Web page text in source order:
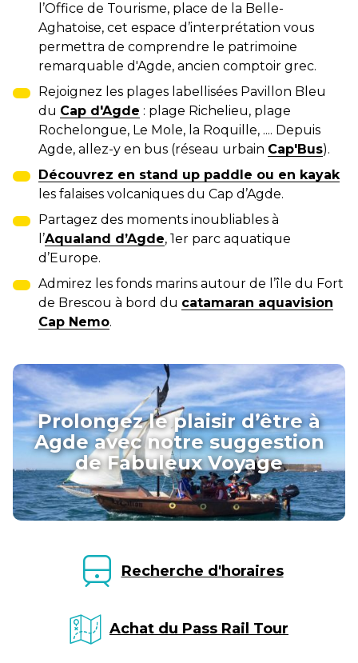
l’Office de Tourisme, place de la Belle-
Aghatoise, cet espace d’interprétation vous
permettra de comprendre le patrimoine
remarquable d'Agde, ancien comptoir grec.
Rejoignez les plages labellisées Pavillon Bleu
du Cap d'Agde : plage Richelieu, plage
Rochelongue, Le Mole, la Roquille, .... Depuis
Agde, allez-y en bus (réseau urbain Cap'Bus).
Découvrez en stand up paddle ou en kayak
les falaises volcaniques du Cap d’Agde.
Partagez des moments inoubliables à
l’Aqualand d’Agde, 1er parc aquatique
d’Europe.
Admirez les fonds marins autour de l’île du Fort
de Brescou à bord du catamaran aquavision
Cap Nemo.
Prolongez le plaisir d’être à
Agde avec notre suggestion
de Fabuleux Voyage
Recherche d'horaires
Achat du Pass Rail Tour